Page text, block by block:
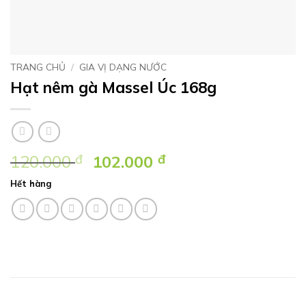
TRANG CHỦ / GIA VỊ DẠNG NƯỚC
Hạt nêm gà Massel Úc 168g
120.000đ
Giá
là:
120.000 ₫.
102.000đGiá
Hết hàng